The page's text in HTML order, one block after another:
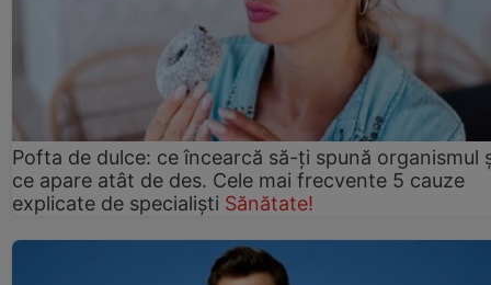
Pofta de dulce: ce încearcă să-ți spună organismul
ce apare atât de des. Cele mai frecvente 5 cauze
explicate de specialiști Sănătate!